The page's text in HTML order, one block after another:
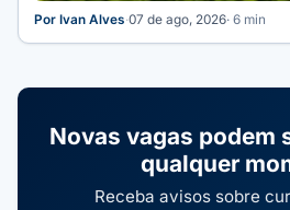
Por Ivan Alves·07 de ago, 2026· 6 min
Novas vagas podem
qualquer
Receba avisos sobre